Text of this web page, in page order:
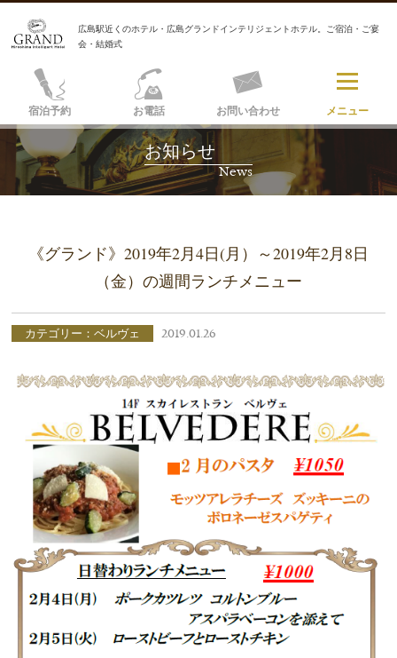
広島駅近くのホテル・広島グランドインテリジェントホテル。ご宿泊・ご宴
会・結婚式
宿泊予約 お電話 お問い合わせ メニュー
お知らせ
News
《グランド》2019年2月4日(月）～2019年2月8日
（金）の週間ランチメニュー
カテゴリー：ベルヴェ 2019.01.26